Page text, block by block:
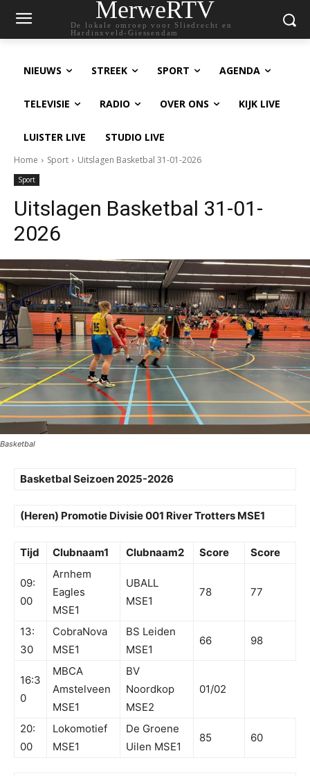
MerweRTV
De lokale omroep voor Sliedrecht en
Hardinxveld-Giessendam
NIEUWS STREEK SPORT AGENDA
TELEVISIE RADIO OVER ONS KIJK LIVE
LUISTER LIVE STUDIO LIVE
Home Sport Uitslagen Basketbal 31-01-2026
Sport
Uitslagen Basketbal 31-01-
2026
Basketbal
Basketbal Seizoen 2025-2026
(Heren) Promotie Divisie 001 River Trotters MSE1
Tijd Clubnaam1 Clubnaam2 Score Score
09:
00
Arnhem
Eagles
MSE1
UBALL
MSE1
78 77
13:
30
CobraNova
MSE1
BS Leiden
MSE1
66 98
16:3
0
MBCA
Amstelveen
MSE1
BV
Noordkop
MSE2
01/02
20:
00
Lokomotief
MSE1
De Groene
Uilen MSE1
85 60